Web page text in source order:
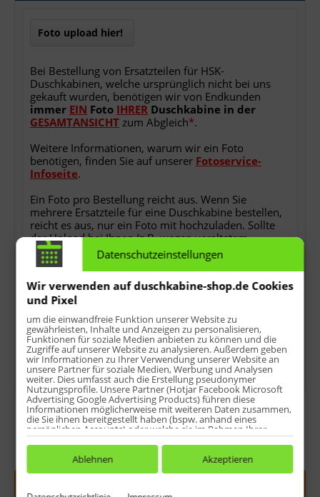
Foto upload hier!
Bei Bestellung von Ersatzteilen für HSK-
Duschkabinen, welche ursprünglich nicht bei uns
gekauft wurden, benötigen wir von Endkunden
immer EIN Foto IHRER Duschkabine in der
GESAMTANSICHT zum Abgleich*.
Weitere Informationen, warum wir ein Foto
benötigen, finden Sie auf unserer Fotoservice-
Infoseite.
Ein Foto pro Bestellung reicht aus. Wenn Sie
mehrere Ersatzteile für eine Duschkabine bestellen,
reicht es aus, nur ein Foto mit hochzuladen. Sollte
der Upload bei Ihnen (z.B. wegen veraltetem
Browser o.ä.) hier nicht funktionieren, können Sie
uns das Foto auch per E-Mail als Antwort auf die
Ohne das Foto können wir Ihren Auftrag nicht
bearbeiten!
*keine Detailfotos, keine Rechnungs- oder
Lieferscheinkopien, keine Ersatzteilübersichten oder
sonstwas.
Datenschutzeinstellungen
Wir verwenden auf duschkabine-shop.de Cookies
und Pixel
um die einwandfreie Funktion unserer Website zu
gewährleisten, Inhalte und Anzeigen zu personalisieren,
Funktionen für soziale Medien anbieten zu können und die
Zugriffe auf unserer Website zu analysieren. Außerdem geben
wir Informationen zu Ihrer Verwendung unserer Website an
unsere Partner für soziale Medien, Werbung und Analysen
weiter. Dies umfasst auch die Erstellung pseudonymer
Nutzungsprofile. Unsere Partner (Hotjar Facebook Microsoft
Advertising Google Advertising Products) führen diese
Informationen möglicherweise mit weiteren Daten zusammen,
die Sie ihnen bereitgestellt haben (bspw. anhand eines
persönlichen Accounts) oder welche sie im Rahmen Ihrer
Nutzung der Dienste gesammelt haben (bspw. Nutzungsdaten
anderer Geräte). Ihre Einwilligung zur Nutzung von Cookies
und Pixeln können Sie jederzeit widerrufen, indem Sie auf den
Datenschutz-Button links unten klicken und dort die
Ablehnen Akzeptieren